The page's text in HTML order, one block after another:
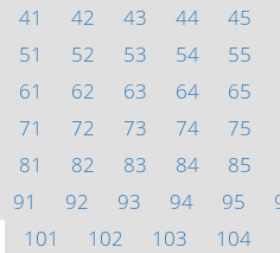
41
42 43 44 45
51
52 53 54 55
61
62 63 64 65
71
72 73 74 75
81
82 83 84 85
91
92 93 94 95
101
102 103 104